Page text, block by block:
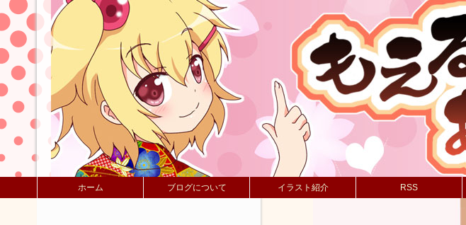
ホーム ブログについて イラスト紹介 RSS